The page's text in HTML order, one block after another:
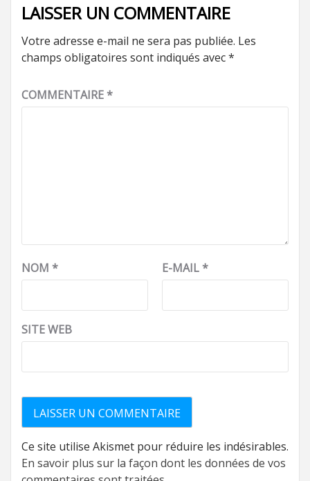
LAISSER UN COMMENTAIRE
Votre adresse e-mail ne sera pas publiée. Les
champs obligatoires sont indiqués avec*
COMMENTAIRE*
NOM * E-MAIL*
SITE WEB
Ce site utilise Akismet pour réduire les indésirables.
En savoir plus sur la façon dont les données de vos